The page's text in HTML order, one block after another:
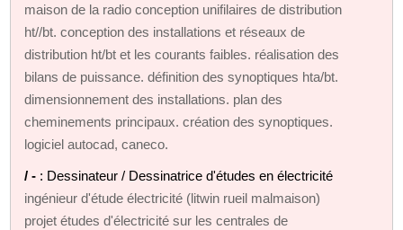
maison de la radio conception unifilaires de distribution
ht//bt. conception des installations et réseaux de
distribution ht/bt et les courants faibles. réalisation des
bilans de puissance. définition des synoptiques hta/bt.
dimensionnement des installations. plan des
cheminements principaux. création des synoptiques.
logiciel autocad, caneco.
/ - : Dessinateur / Dessinatrice d'études en électricité
ingénieur d'étude électricité (litwin rueil malmaison)
projet études d'électricité sur les centrales de